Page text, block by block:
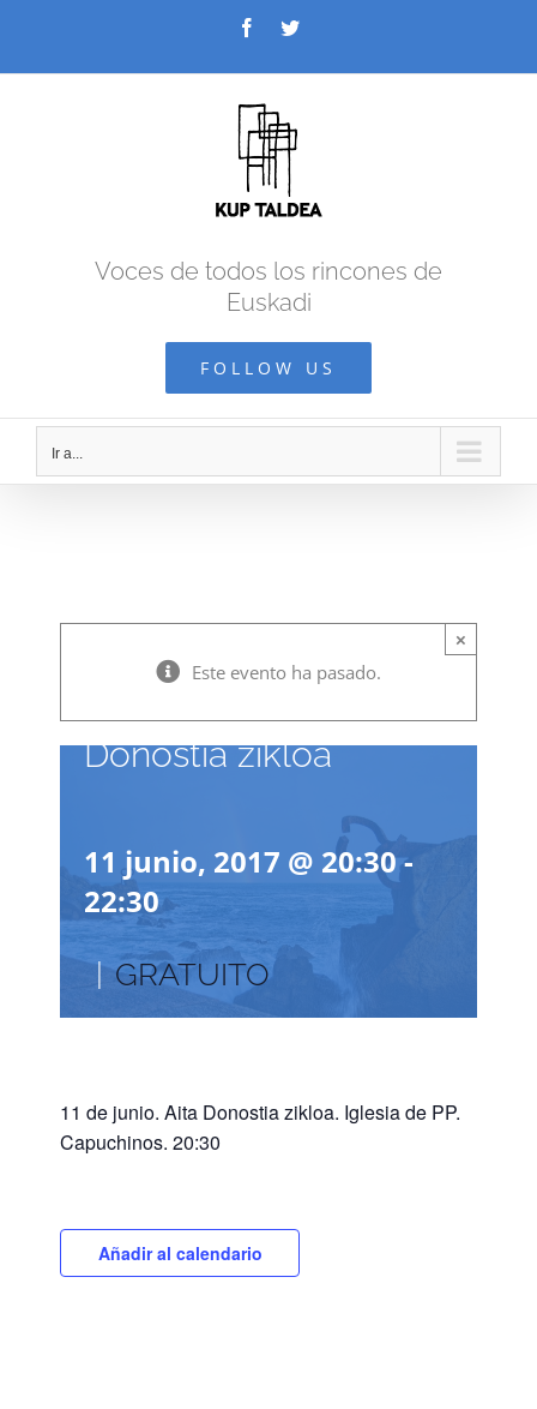
FacebookTwitter
Voces de todos los rincones de
Euskadi
FOLLOW US
Ir a...
×
Este evento ha pasado.
Concierto en Aita
Donostia zikloa
11 junio, 2017 @ 20:30-
22:30
| GRATUITO
11 de junio. Aita Donostia zikloa. Iglesia de PP.
Capuchinos. 20:30
Añadir al calendario